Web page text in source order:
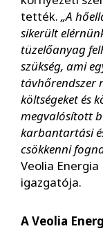
tették. „A
sikerült
tüzelőanyag
szükség, ami
távhőrendszer
költségeket és
megvalósított
karbantartási
csökkenni
Veolia
igazgatója.
A Veolia